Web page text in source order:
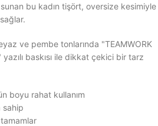
sunan bu kadın tişört, oversize kesimiyle
ve pembe tonlarında "TEAMWORK
yazılı baskısı ile dikkat çekici bir tarz
boyu rahat kullanım
sahip
tamamlar